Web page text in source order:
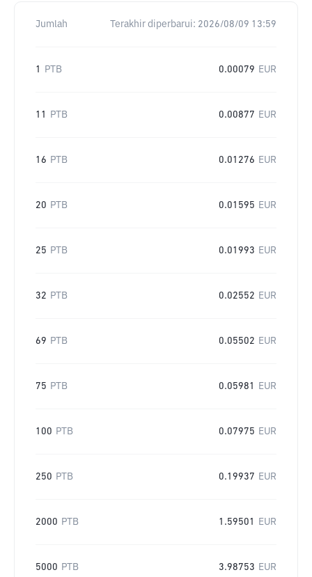
Jumlah Terakhir diperbarui: 2026/08/09 13:59
1 PTB 0.00079 EUR
11 PTB 0.00877 EUR
16 PTB 0.01276 EUR
20 PTB 0.01595 EUR
25 PTB 0.01993 EUR
32 PTB 0.02552 EUR
69 PTB 0.05502 EUR
75 PTB 0.05981 EUR
100 PTB 0.07975 EUR
250 PTB 0.19937 EUR
2000 PTB 1.59501 EUR
5000 PTB 3.98753 EUR